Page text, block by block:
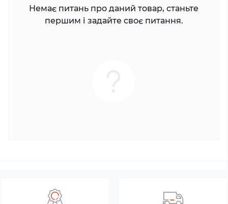
Немає питань про даний товар, станьте
першим і задайте своє питання.